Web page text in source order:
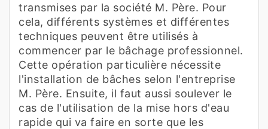
transmises par la société M. Père. Pour
cela, différents systèmes et différentes
techniques peuvent être utilisés à
commencer par le bâchage professionnel.
Cette opération particulière nécessite
l'installation de bâches selon l'entreprise
M. Père. Ensuite, il faut aussi soulever le
cas de l'utilisation de la mise hors d'eau
rapide qui va faire en sorte que les